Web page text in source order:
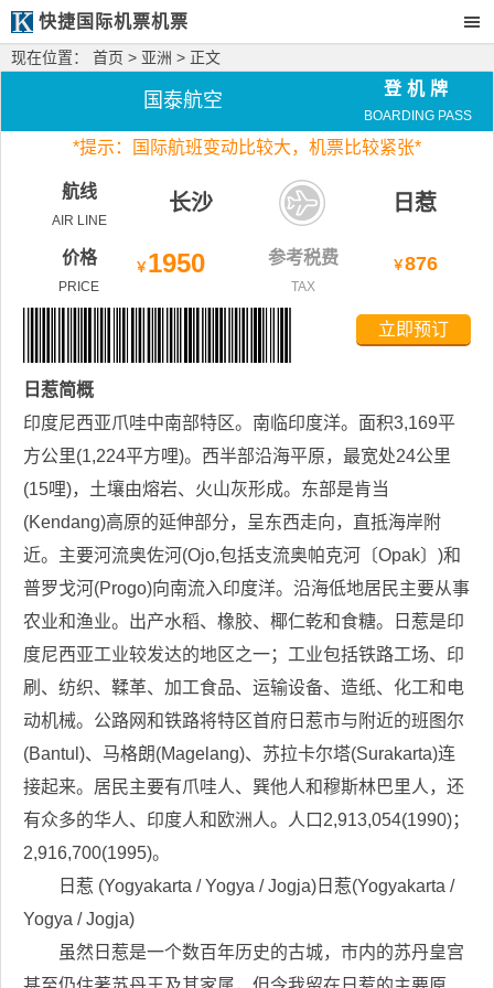
快捷国际机票机票
现在位置： 首页 > 亚洲 > 正文
国泰航空
登机牌
BOARDING PASS
*提示：国际航班变动比较大， 机票比较紧张*
航线
AIR LINE
长沙 日惹
价格
PRICE
￥ 1950 参考税费
TAX
￥876
立即预订
日惹简概
印度尼西亚爪哇中南部特区。南临印度洋。面积3,169平
方公里(1,224平方哩)。西半部沿海平原，最宽处24公里
(15哩)，土壤由熔岩、火山灰形成。东部是肯当
(Kendang)高原的延伸部分，呈东西走向，直抵海岸附
近。主要河流奥佐河(Ojo,包括支流奥帕克河〔Opak〕)和
普罗戈河(Progo)向南流入印度洋。沿海低地居民主要从事
农业和渔业。出产水稻、橡胶、椰仁乾和食糖。日惹是印
度尼西亚工业较发达的地区之一；工业包括铁路工场、印
刷、纺织、鞣革、加工食品、运输设备、造纸、化工和电
动机械。公路网和铁路将特区首府日惹市与附近的班图尔
(Bantul)、马格朗(Magelang)、苏拉卡尔塔(Surakarta)连
接起来。居民主要有爪哇人、巽他人和穆斯林巴里人，还
有众多的华人、印度人和欧洲人。人口2,913,054(1990)；
2,916,700(1995)。
日惹 (Yogyakarta / Yogya / Jogja)日惹(Yogyakarta /
Yogya / Jogja)
虽然日惹是一个数百年历史的古城，市内的苏丹皇宫